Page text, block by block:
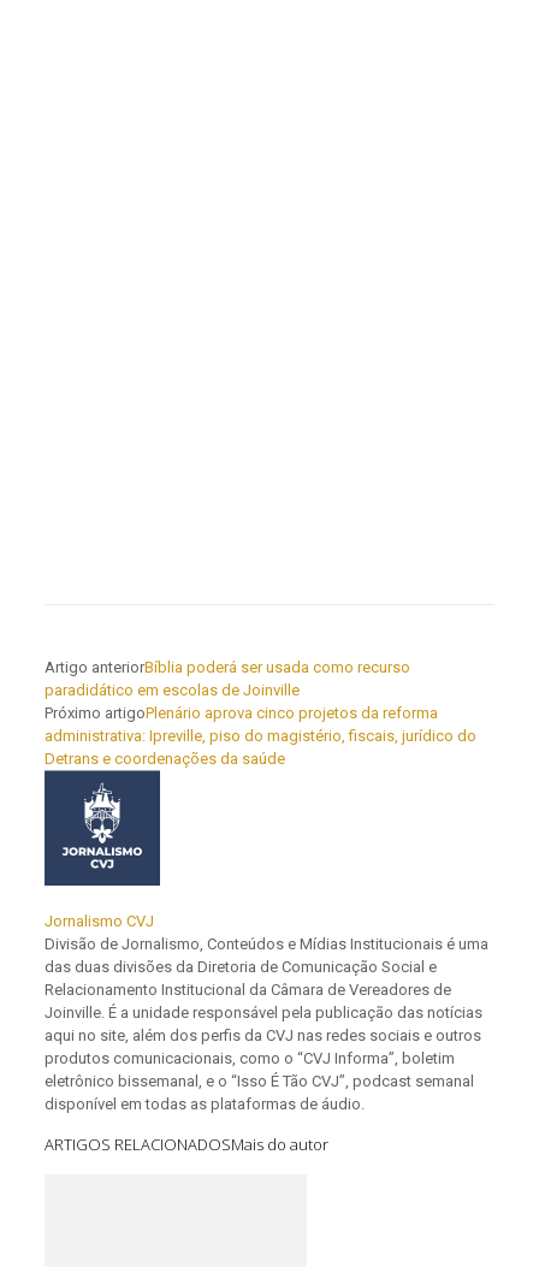
Artigo anteriorBíblia poderá ser usada como recurso
paradidático em escolas de Joinville
Próximo artigoPlenário aprova cinco projetos da reforma
administrativa: Ipreville, piso do magistério, fiscais, jurídico do
Detrans e coordenações da saúde
Jornalismo CVJ
Divisão de Jornalismo, Conteúdos e Mídias Institucionais é uma
das duas divisões da Diretoria de Comunicação Social e
Relacionamento Institucional da Câmara de Vereadores de
Joinville. É a unidade responsável pela publicação das notícias
aqui no site, além dos perfis da CVJ nas redes sociais e outros
produtos comunicacionais, como o “CVJ Informa”, boletim
eletrônico bissemanal, e o “Isso É Tão CVJ”, podcast semanal
disponível em todas as plataformas de áudio.
ARTIGOS RELACIONADOSMais do autor